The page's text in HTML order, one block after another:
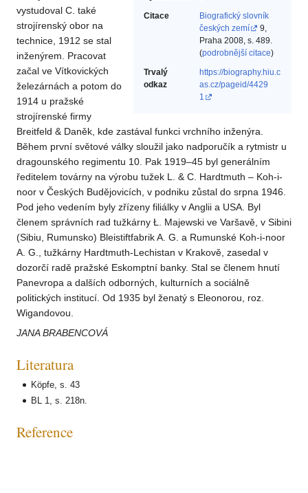
Citace
Biografický slovník
českých zemí
9,
Praha 2008, s. 489.
(podrobnější citace)
Trvalý
odkaz
https://biography.hiu.c
as.cz/pageid/4429
1
vystudoval C. také
strojírenský obor na
technice, 1912 se stal
inženýrem. Pracovat
začal ve Vítkovických
železárnách a potom do
1914 u pražské
strojírenské firmy
Breitfeld & Daněk, kde zastával funkci vrchního inženýra.
Během první světové války sloužil jako nadporučík a rytmistr u
dragounského regimentu 10. Pak 1919–45 byl generálním
ředitelem továrny na výrobu tužek L. & C. Hardtmuth – Koh-i-
noor v Českých Budějovicích, v podniku zůstal do srpna 1946.
Pod jeho vedením byly zřízeny filiálky v Anglii a USA. Byl
členem správních rad tužkárny Ł. Majewski ve Varšavě, v Sibini
(Sibiu, Rumunsko) Bleistiftfabrik A. G. a Rumunské Koh-i-noor
A. G., tužkárny Hardtmuth-Lechistan v Krakově, zasedal v
dozorčí radě pražské Eskomptní banky. Stal se členem hnutí
Panevropa a dalších odborných, kulturních a sociálně
politických institucí. Od 1935 byl ženatý s Eleonorou, roz.
Wigandovou.
JANA BRABENCOVÁ
Literatura
Köpfe, s. 43
BL 1, s. 218n.
Reference